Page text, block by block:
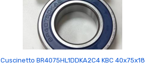

Cuscinetto BR4075HL1DDKA2C4 KBC 40x75x18